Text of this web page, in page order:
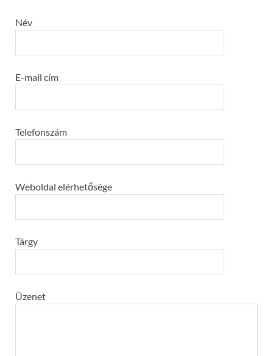
Név
E-mail cím
Telefonszám
Weboldal elérhetősége
Tárgy
Üzenet